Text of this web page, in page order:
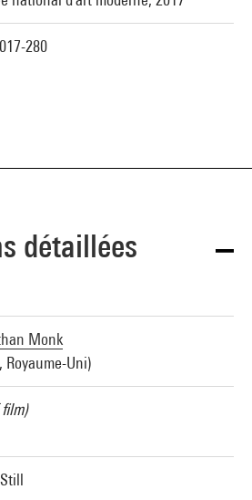
280
détaillées
Monk
Royaume-Uni)